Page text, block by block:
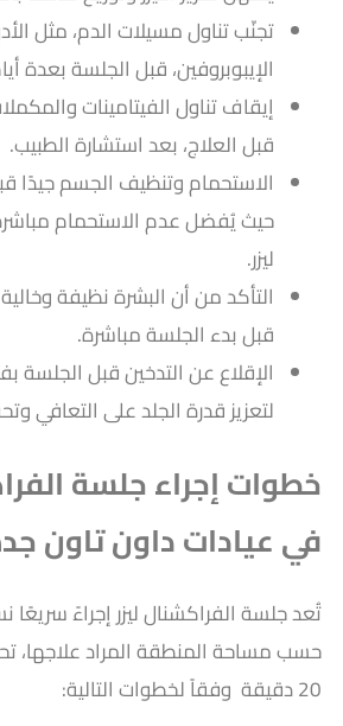
تجنّب تناول مسيلات الدم، مثل
الإيبوبروفين، قبل الجلسة بعدة
إيقاف تناول الفيتامينات
قبل العلاج، بعد استشارة الطبيب.
الاستحمام وتنظيف الجسم جيدًا
حيث يُفضل عدم الاستحمام
ليزر.
التأكد من أن البشرة نظيفة
قبل بدء الجلسة مباشرة.
الإقلاع عن التدخين قبل الجلسة
لتعزيز قدرة الجلد على التعافي
خطوات إجراء جلسة
في عيادات داون تاون
تُعد جلسة الفراكشنال ليزر إجراءً سريعًا
20 دقيقة وفقاً لخطوات التالية: